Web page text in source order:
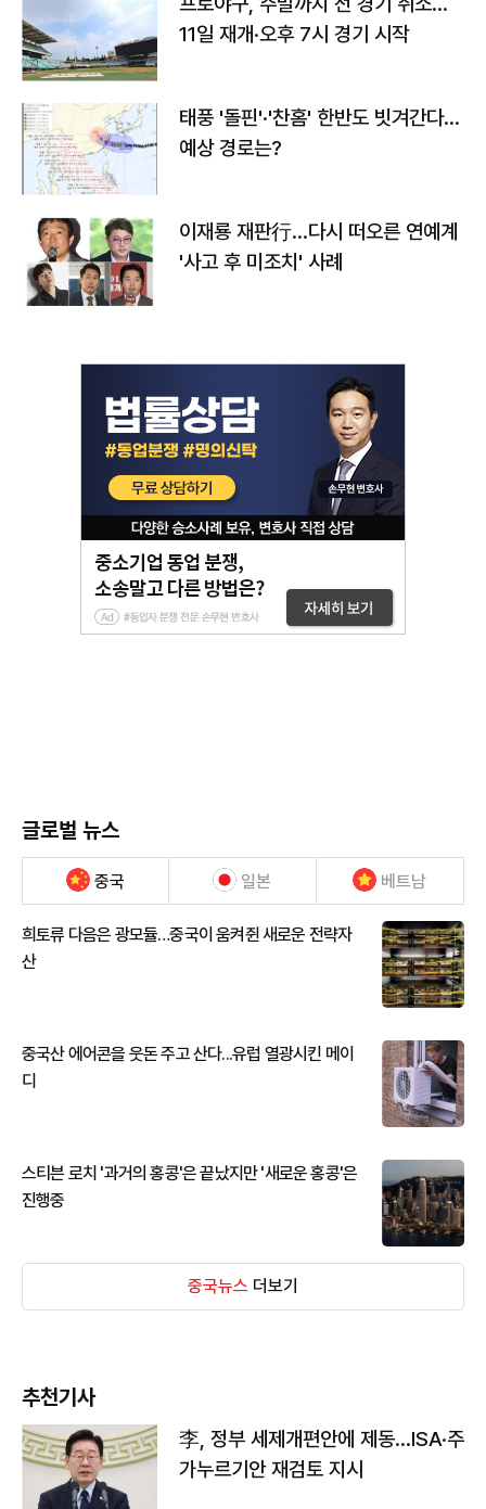
11일 재개·오후 7시 경기 시작
태풍 '돌핀'·'찬홈' 한반도 빗겨간다…
예상 경로는?
이재룡 재판行…다시 떠오른 연예계
'사고 후 미조치' 사례
글로벌 뉴스
중국 일본 베트남
희토류 다음은 광모듈…중국이 움켜쥔 새로운 전략자
산
중국산 에어콘을 웃돈 주고 산다...유럽 열광시킨 메이
디
스티븐 로치 '과거의 홍콩'은 끝났지만 '새로운 홍콩'은
진행중
중국뉴스 더보기
추천기사
李, 정부 세제개편안에 제동…ISA·주
가누르기안 재검토 지시